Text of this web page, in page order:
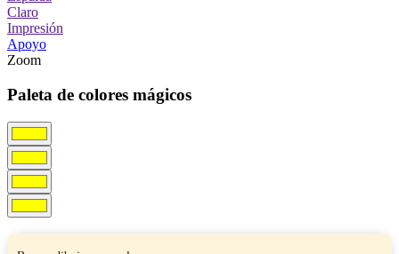
Claro
Impresión
Apoyo
Zoom
Paleta de colores mágicos